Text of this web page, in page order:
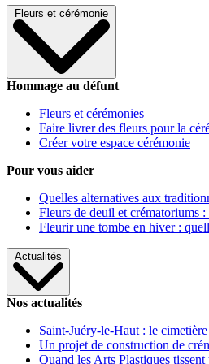
Fleurs et cérémonie
Hommage au défunt
Fleurs et cérémonies
Faire livrer des fleurs pour la
Créer votre espace cérémonie
Pour vous aider
Quelles alternatives aux
Fleurs de deuil et crématoriums
Fleurir une tombe en hiver :
Actualités
Nos actualités
Saint-Juéry-le-Haut : le
Un projet de construction de
Quand les Arts Plastiques